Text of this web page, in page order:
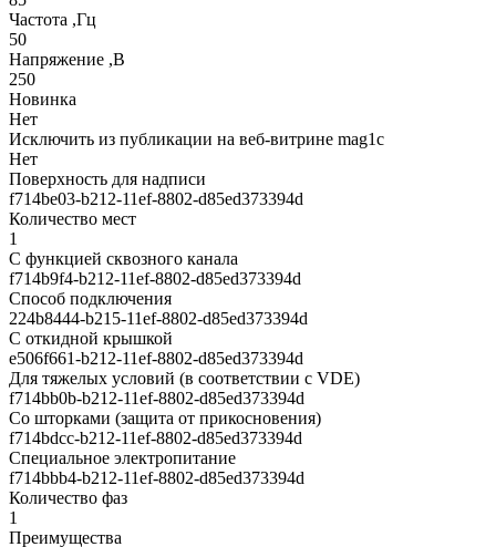
Частота ,Гц
50
Напряжение ,В
250
Новинка
Нет
Исключить из публикации на веб-витрине mag1c
Нет
Поверхность для надписи
f714be03-b212-11ef-8802-d85ed373394d
Количество мест
1
С функцией сквозного канала
f714b9f4-b212-11ef-8802-d85ed373394d
Способ подключения
224b8444-b215-11ef-8802-d85ed373394d
С откидной крышкой
e506f661-b212-11ef-8802-d85ed373394d
Для тяжелых условий (в соответствии с VDE)
f714bb0b-b212-11ef-8802-d85ed373394d
Со шторками (защита от прикосновения)
f714bdcc-b212-11ef-8802-d85ed373394d
Cпециальное электропитание
f714bbb4-b212-11ef-8802-d85ed373394d
Количество фаз
1
Преимущества